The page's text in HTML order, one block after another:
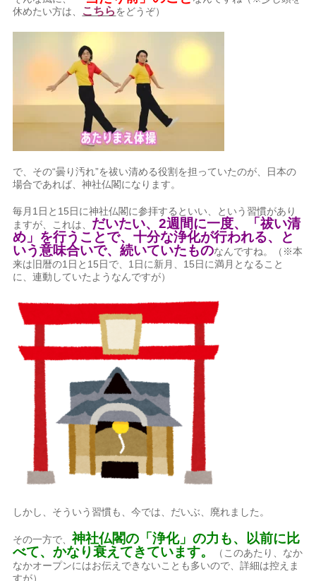
休めたい方は、 こちらをどうぞ）
で、その“曇り汚れ”を祓い清める役割を担っていたのが、日本の
場合であれば、神社仏閣になります。
毎月1日と15日に神社仏閣に参拝するといい、という習慣があり
ますが、これは、 だいたい、2週間に一度、「祓い清
め」を行うことで、十分な浄化が行われる、と
いう意味合いで、続いていたものなんですね。（※本
来は旧暦の1日と15日で、1日に新月、15日に満月となること
に、連動していたようなんですが）
しかし、そういう習慣も、今では、だいぶ、廃れました。
その一方で、神社仏閣の「浄化」の力も、以前に比
べて、かなり衰えてきています。
（このあたり、なか
なかオープンにはお伝えできないことも多いので、詳細は控えま
すが）